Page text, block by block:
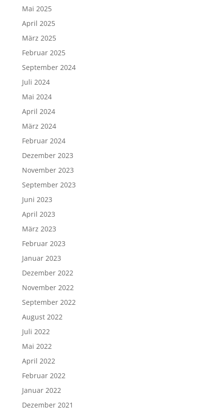
Mai 2025
April 2025
März 2025
Februar 2025
September 2024
Juli 2024
Mai 2024
April 2024
März 2024
Februar 2024
Dezember 2023
November 2023
September 2023
Juni 2023
April 2023
März 2023
Februar 2023
Januar 2023
Dezember 2022
November 2022
September 2022
August 2022
Juli 2022
Mai 2022
April 2022
Februar 2022
Januar 2022
Dezember 2021